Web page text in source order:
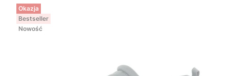
Okazja
Bestseller
Nowość